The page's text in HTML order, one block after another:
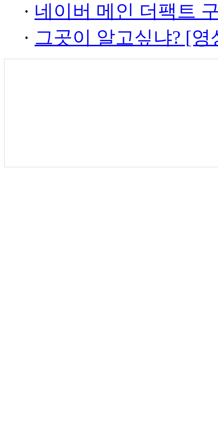
· 네이버 메인 더팩트
· 그곳이 알고싶냐? [